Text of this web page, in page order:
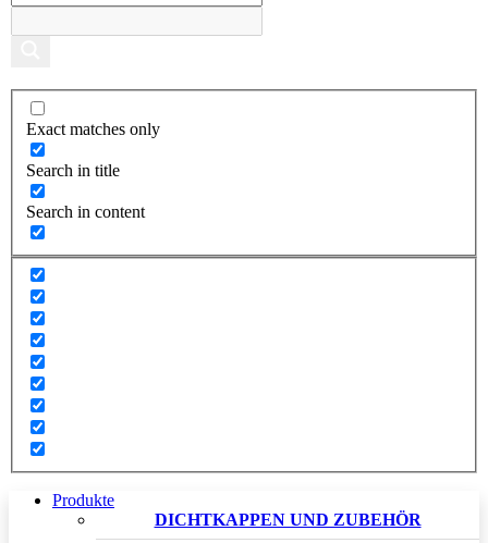
Exact matches only
Search in title
Search in content
Produkte
DICHTKAPPEN UND ZUBEHÖR